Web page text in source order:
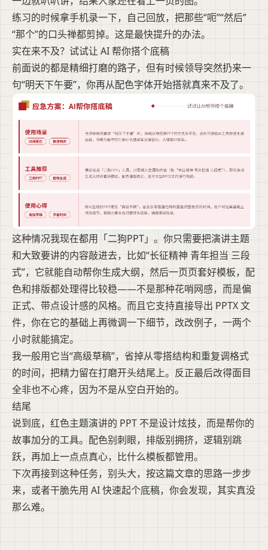
练习的时候拿手机录一下，自己回放，把那些“呃”“然后”
“那个”的口头禅都剪掉。这是最快提升的办法。
实在来不及？试试让 AI 帮你搭个底稿
前面说的都是精细打磨的路子，但有时候领导突然扔来一
句“明天下午要”，你再从配色字体开始搭就真来不及了。
这种情况我现在都用「二狗PPT」。你只需要把演讲主题
和大致要讲的内容敲进去，比如“长征精神 青年担当 三段
式”，它就能自动帮你生成大纲，然后一页页套好模板，配
色和排版都处理得比较稳——不是那种花哨网感，而是偏
正式、带点设计感的风格。而且它支持直接导出 PPTX 文
件，你在它的基础上再微调一下细节，改改例子，一两个
小时就能搞定。
我一般用它当“高级草稿”，省掉从零搭结构和重复调格式
的时间，把精力留在打磨开头结尾上。反正最后改得面目
全非也不心疼，因为不是从空白开始的。
结尾
说到底，红色主题演讲的 PPT 不是设计炫技，而是帮你的
故事加分的工具。配色别刺眼，排版别拥挤，逻辑别跳
跃，再加上一点点真心，比什么模板都管用。
下次再接到这种任务，别头大，按这篇文章的思路一步步
来，或者干脆先用 AI 快速起个底稿，你会发现，其实真没
那么难。